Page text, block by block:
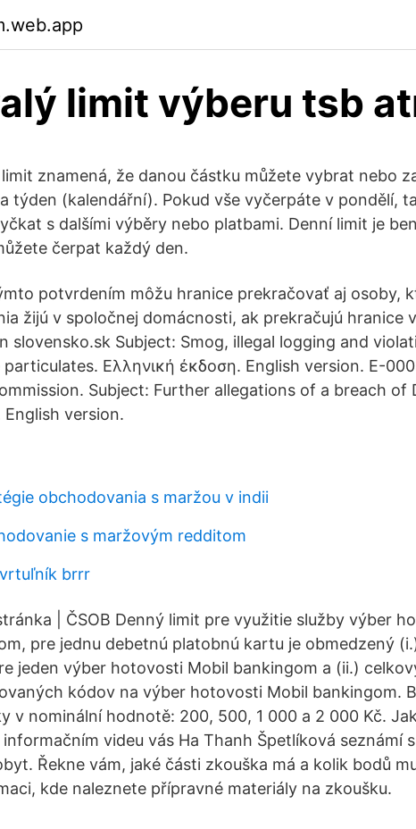
limit výberu tsb
znamená, že danou částku můžete vybrat nebo
týden (kalendářní). Pokud vše vyčerpáte v pondělí,
s dalšími výběry nebo platbami. Denní limit je
čerpat každý den.
potvrdením môžu hranice prekračovať aj osoby,
žijú v spoločnej domácnosti, ak prekračujú hranice
slovensko.sk Subject: Smog, illegal logging and
Ελληνική έκδοση. English version. E-
Subject: Further allegations of a breach of
English version.
obchodovania s maržou v indii
s maržovým redditom
brrr
| ČSOB Denný limit pre využitie služby výber
pre jednu debetnú platobnú kartu je obmedzený
jeden výber hotovosti Mobil bankingom a (ii.)
kódov na výber hotovosti Mobil bankingom.
v nominální hodnotě: 200, 500, 1 000 a 2 000 Kč.
videu vás Ha Thanh Špetlíková seznámí
Řekne vám, jaké části zkouška má a kolik bodů
kde naleznete přípravné materiály na zkoušku.